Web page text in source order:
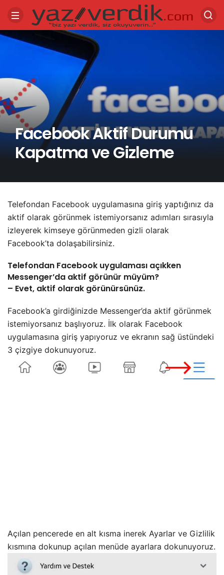
Facebook Aktif Durumu
Kapatma ve Gizleme
Telefondan Facebook uygulamasına giriş yaptığınız da
aktif olarak görünmek istemiyorsanız adımları sırasıyla
izleyerek kimseye görünmeden gizli olarak
Facebook’ta dolaşabilirsiniz.
Telefondan Facebook uygulaması açıkken
Messenger’da aktif görünür müyüm?
– Evet, aktif olarak görünürsünüz.
Facebook’a girdiğinizde Messenger’da aktif görünmek
istemiyorsanız başlıyoruz. İlk olarak Facebook
uygulamasına giriş yapıyoruz ve ekranın sağ üstündeki
3 çizgiye dokunuyoruz.
Açılan pencerede en alt kısma inerek Ayarlar ve Gizlilik
kısmına dokunup açılan menüde ayarlara dokunuyoruz.